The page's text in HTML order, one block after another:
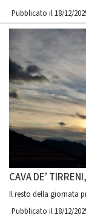
Pubblicato il 18/12/
CAVA DE’
Il resto della giornata
Pubblicato il 18/12/